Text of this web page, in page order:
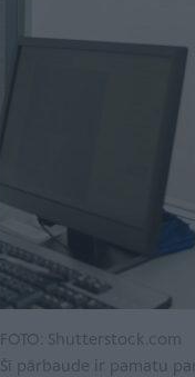
FOTO: Shutterstock.com
Šī pārbaude ir pamatu